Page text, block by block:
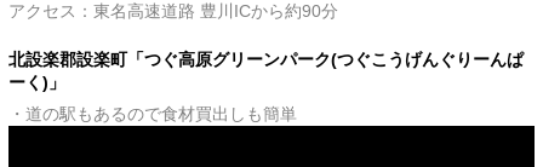
アクセス：東名高速道路 豊川ICから約90分
北設楽郡設楽町「つぐ高原グリーンパーク(つぐこうげんぐりーんぱ
ーく)」
・道の駅もあるので食材買出しも簡単